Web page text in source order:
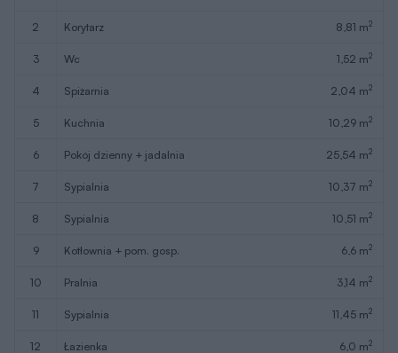
2 korytarz 8,81 m2
3 wc 1,52 m2
4 spiżarnia 2,04 m2
5 kuchnia 10,29 m2
6 pokój dzienny + jadalnia 25,54 m2
7 sypialnia 10,37 m2
8 sypialnia 10,51 m2
9 kotłownia + pom. gosp. 6,6 m2
10 pralnia 3,14 m2
11 sypialnia 11,45 m2
12 łazienka 6,0 m2